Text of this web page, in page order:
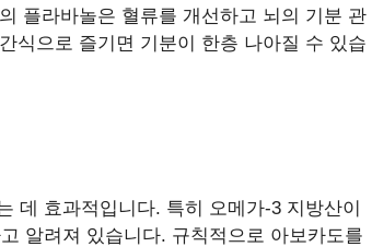
플라바놀은 혈류를 개선하고 뇌의 기분 관
식으로 즐기면 기분이 한층 나아질 수 있습
데 효과적입니다. 특히 오메가-3 지방산이
알려져 있습니다. 규칙적으로 아보카도를